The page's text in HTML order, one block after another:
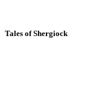
Tales of Shergiock